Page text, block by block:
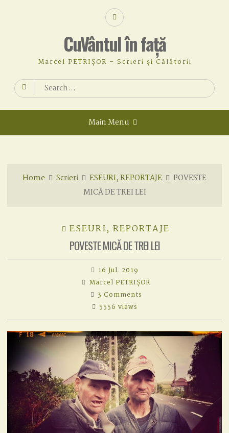
Facebook
CuVântul în față
Marcel PETRIȘOR – Scrieri și Călătorii
Search
for:
Main Menu
Home Scrieri ESEURI, REPORTAJE
POVESTE
MICĂ DE TREI LEI
ESEURI, REPORTAJE
POVESTE MICĂ DE TREI LEI
16 Jul. 2019
Marcel PETRIȘOR
3 Comments
MICĂ
DE
TREI
LEI
5556 views